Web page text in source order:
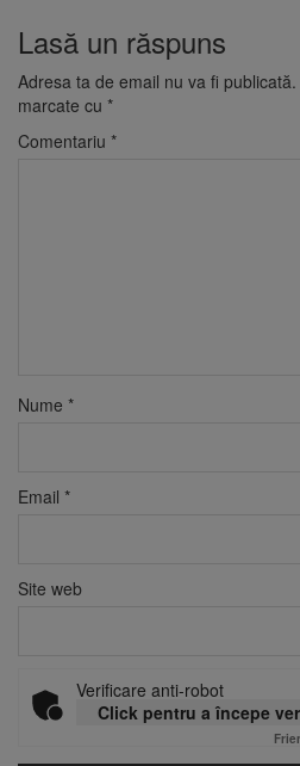
Lasă un răspuns
Adresa ta de email nu va fi publicată.
marcate cu *
Comentariu *
Nume *
Email *
Site web
Verificare anti-robot
Click pentru a începe